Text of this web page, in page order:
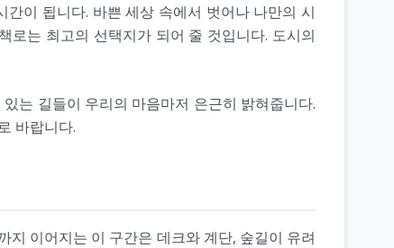
이 됩니다. 바쁜 세상 속에서 벗어나 나만의 시
로는 최고의 선택지가 되어 줄 것입니다. 도시의
는 길들이 우리의 마음마저 은근히 밝혀줍니다.
바랍니다.
이어지는 이 구간은 데크와 계단, 숲길이 유려